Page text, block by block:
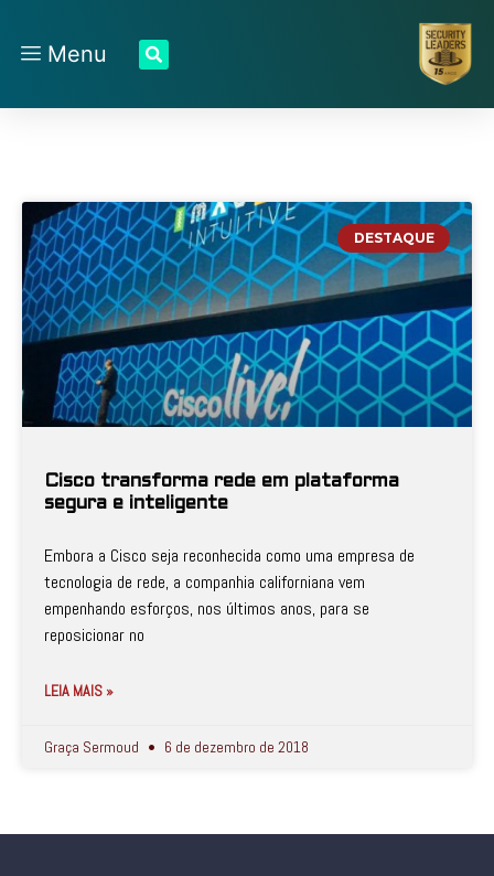
Menu
DESTAQUE
Cisco transforma rede em plataforma
segura e inteligente
Embora a Cisco seja reconhecida como uma empresa de
tecnologia de rede, a companhia californiana vem
empenhando esforços, nos últimos anos, para se
reposicionar no
LEIA MAIS »
Graça Sermoud 6 de dezembro de 2018